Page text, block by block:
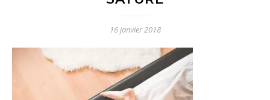
16 janvier 2018